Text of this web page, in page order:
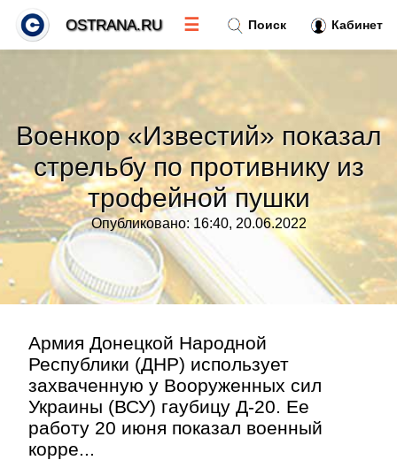
Военкор «Известий» показал
стрельбу по противнику из
трофейной пушки
Опубликовано: 16:40, 20.06.2022
Армия Донецкой Народной
Республики (ДНР) использует
захваченную у Вооруженных сил
Украины (ВСУ) гаубицу Д-20. Ее
работу 20 июня показал военный
корре...
Поиск Кабинет
OSTRANA.RU ☰
Тренды новостей »
Рубрики»
Правила
Контакт»